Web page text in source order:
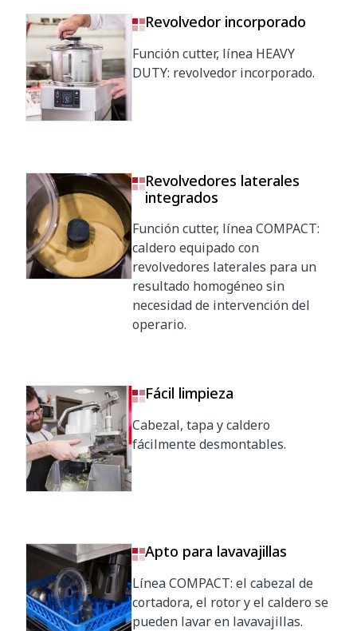
Revolvedor incorporado
Función cutter, línea HEAVY
DUTY: revolvedor incorporado.
Revolvedores laterales
integrados
Función cutter, línea COMPACT:
caldero equipado con
revolvedores laterales para un
resultado homogéneo sin
necesidad de intervención del
operario.
Fácil limpieza
Cabezal, tapa y caldero
fácilmente desmontables.
Apto para lavavajillas
Línea COMPACT: el cabezal de
cortadora, el rotor y el caldero se
pueden lavar en lavavajillas.